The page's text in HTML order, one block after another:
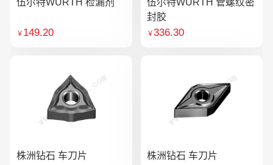
伍尔特WURTH 检漏剂
￥ 149.20
伍尔特WURTH 管螺纹密
封胶
￥336.30
株洲钻石 车刀片 株洲钻石 车刀片